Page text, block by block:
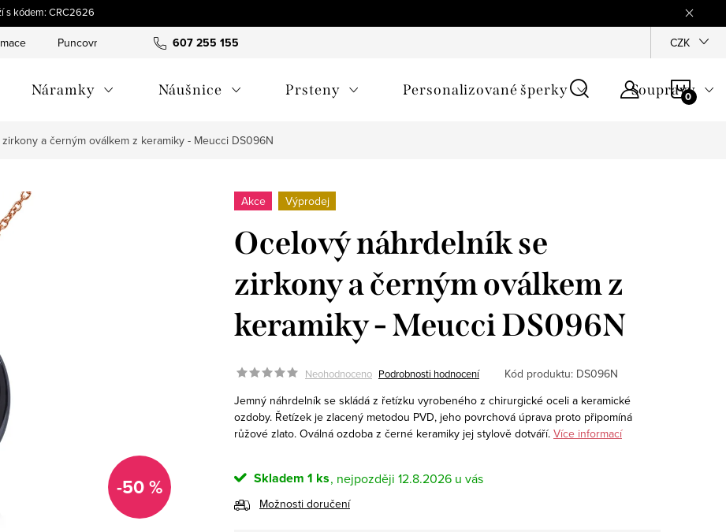
s kódem: CRC2626
607 255 155
Puncovní značky Hodnocení obchodu Jak
CZK
Náramky Náušnice Prsteny Personalizované šperky Soupravy
a černým oválkem z keramiky - Meucci DS096N
-50 %
Akce Výprodej
Ocelový náhrdelník se
zirkony a černým oválkem z
keramiky - Meucci DS096N
Neohodnoceno Podrobnosti hodnocení Kód produktu: DS096N
Jemný náhrdelník se skládá z řetízku vyrobeného z chirurgické oceli a keramické
ozdoby. Řetízek je zlacený metodou PVD, jeho povrchová úprava proto připomíná
růžové zlato. Oválná ozdoba z černé keramiky jej stylově dotváří. Více informací
Skladem 1 ks 12.8.2026
Možnosti doručení